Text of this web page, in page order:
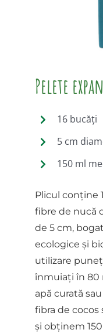
Pelete
16 bucăți
5 cm
150 ml
Plicul conține
fibre de nucă
de 5 cm,
ecologice și
utilizare
înmuiați în 80
apă curată
fibra de cocos
și obținem